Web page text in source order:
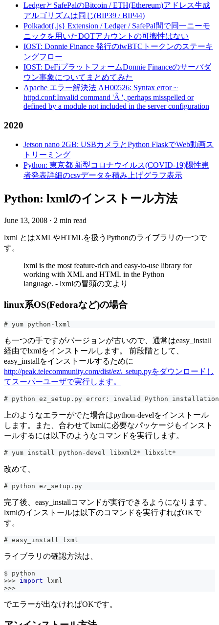
LedgerとSafePalのBitcoin / ETH(Ethereum)アドレス生成
アルゴリズムは同じ(BIP39 / BIP44)
Polkadot{.js} Extension / Ledger / SafePal間で同一ニーモ
ニックを用いたDOTアカウントの可搬性はない
IOST: Donnie Finance 発行のiwBTCトークンのステーキ
ングフロー
IOST: DeFiプラットフォームDonnie Financeのサーバダ
ウン事象についてまとめてみた
Apache エラー解決法 AH00526: Syntax error ~
httpd.conf:Invalid command 'Â ', perhaps misspelled or
defined by a module not included in the server configuration
2020
Jetson nano 2GB: USBカメラとPython FlaskでWeb動画ス
トリーミング
Python: 東京都 新型コロナウイルス(COVID-19)陽性患
者発表詳細のcsvデータを積み上げグラフ表示
Python: lxmlのインストール方法
June 13, 2008 · 2 min read
lxml とはXMLやHTMLを扱うPythonのライブラリの一つで
す。
lxml is the most feature-rich and easy-to-use library for
working with XML and HTML in the Python
language. - lxmlの冒頭の文より
linux系OS(Fedoraなど)の場合
# yum python-lxml
も一つの手ですがバージョンが古いので、通常はeasy_install
経由でlxmlをインストールします。 前段階として、
easy_installをインストールするために
http://peak.telecommunity.com/dist/ez\_setup.pyをダウンロードし
てスーパーユーザで実行します。
# python ez_setup.py error: invalid Python
上のようなエラーがでた場合はpython-develをインストール
します。また、合わせてlxmlに必要なパッケージもインスト
ールするには以下のようなコマンドを実行します。
# yum install python-devel libxml2* libxslt*
改めて、
# python ez_setup.py
完了後、easy_installコマンドが実行できるようになります。
lxmlのインストールは以下のコマンドを実行すればOKで
す。
# easy_install lxml
ライブラリの確認方法は、
$ python
>>> import lxml
>>>
でエラーが出なければOKです。